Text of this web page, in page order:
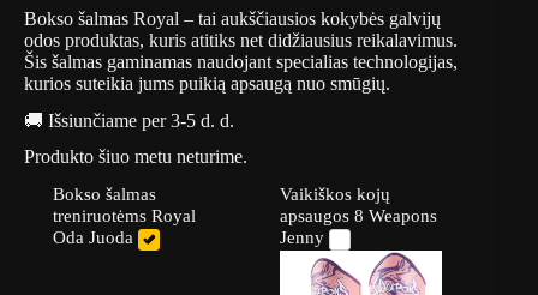
Bokso šalmas Royal – tai aukščiausios kokybės galvijų
odos produktas, kuris atitiks net didžiausius reikalavimus.
Šis šalmas gaminamas naudojant specialias technologijas,
kurios suteikia jums puikią apsaugą nuo smūgių.
🚚 Išsiunčiame per 3-5 d. d.
Produkto šiuo metu neturime.
Bokso šalmas
treniruotėms Royal
Oda Juoda
Vaikiškos kojų
apsaugos 8 Weapons
Jenny